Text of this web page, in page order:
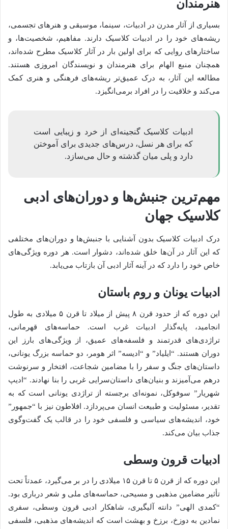
هنرمندان
بسیاری از آثار مدرن در ادبیات، سینما، موسیقی و هنرهای تجسمی،
ریشه‌های خود را در ادبیات کلاسیک دارند. مفاهیم، شخصیت‌ها، و
ساختارهای روایی که برای اولین بار در آثار کلاسیک مطرح شده‌اند،
همچنان منبع الهام برای هنرمندان و نویسندگان امروزی هستند.
مطالعه این آثار، به درک عمیق‌تر ریشه‌های فرهنگی و هنری کمک
می‌کند و خلاقیت را در افراد برمی‌انگیزد.
ادبیات کلاسیک گنجینه‌ای از خرد و زیبایی است
که برای هر نسل، درس‌های جدیدی برای آموختن
دارد و پلی میان گذشته و حال می‌سازد.
مهم‌ترین جنبش‌ها و دوران‌های ادبی
کلاسیک جهان
درک ادبیات کلاسیک بدون آشنایی با جنبش‌ها و دوران‌های مختلفی
که این آثار در آن‌ها خلق شده‌اند، دشوار است. هر دوره ویژگی‌های
خاص خود را دارد که در آینه آثار ادبی آن بازتاب می‌یابد.
ادبیات یونان و روم باستان
این دوره که از حدود قرن ۸ پیش از میلاد تا قرن ۵ میلادی به طول
انجامید، پایه‌گذار ادبیات غرب است. حماسه‌های قهرمانی،
تراژدی‌های قدرتمند و فلسفه‌های عمیق، از ویژگی‌های بارز این
دوران هستند. “ایلیاد” و “ادیسه” اثر هومر، دو حماسه بزرگ یونانی،
داستان‌های جنگ و سفر را با مضامین شجاعت، افتخار و سرنوشت
درهم می‌آمیزند و بنیان‌های داستان‌سرایی غربی را بنا نهادند. “ادیپ
شهریار” سوفوکل، نمونه‌ای برجسته از تراژدی یونانی است که به
تقدیر، مسئولیت و طبیعت انسان می‌پردازد. افلاطون نیز با “جمهور”
خود، اندیشه‌های سیاسی و فلسفی خود را در قالب یک گفت‌وگوی
جذاب بیان می‌کند.
ادبیات قرون وسطی
این دوره که از قرن ۵ تا قرن ۱۵ میلادی را در بر می‌گیرد، عمدتاً تحت
تأثیر مضامین مذهبی و مسیحی، حماسه‌های ملی و شعر درباری بود.
“کمدی الهی” دانته آلیگیری، شاهکار ادبی قرون وسطی، سفری
نمادین به دوزخ، برزخ و بهشت است که اندیشه‌های مذهبی، فلسفی